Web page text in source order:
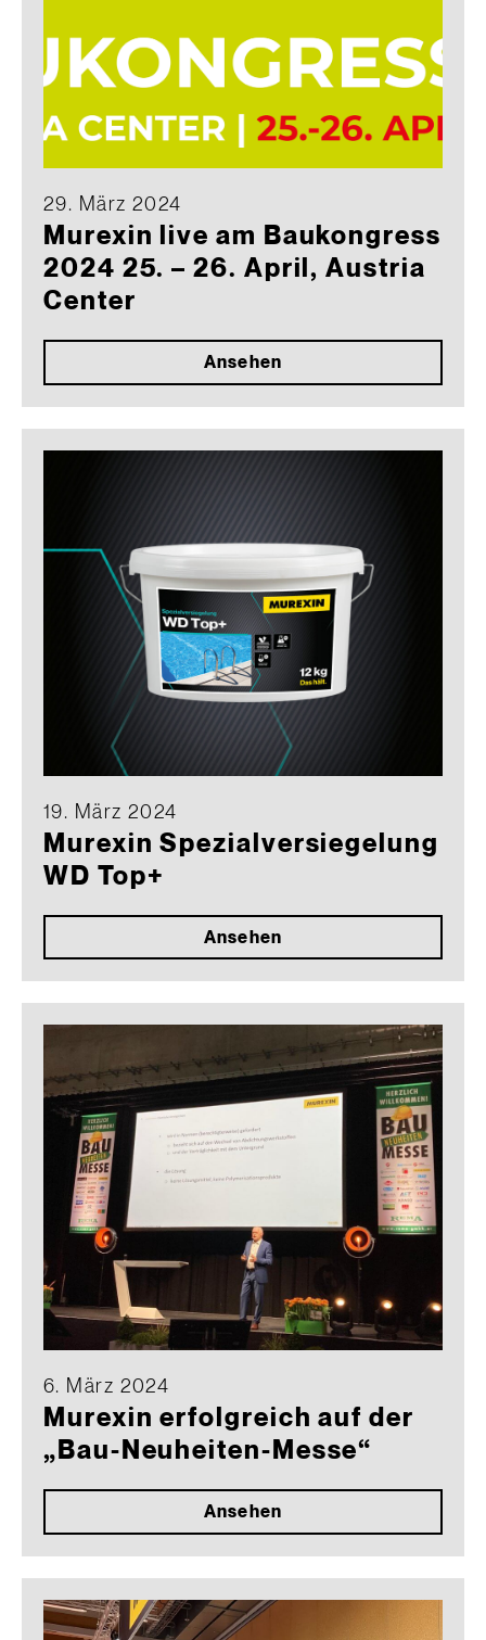
29. März 2024
Murexin live am Baukongress
2024 25. – 26. April, Austria
Center
Ansehen
19. März 2024
Murexin Spezialversiegelung
WD Top+
Ansehen
6. März 2024
Murexin erfolgreich auf der
„Bau-Neuheiten-Messe“
Ansehen